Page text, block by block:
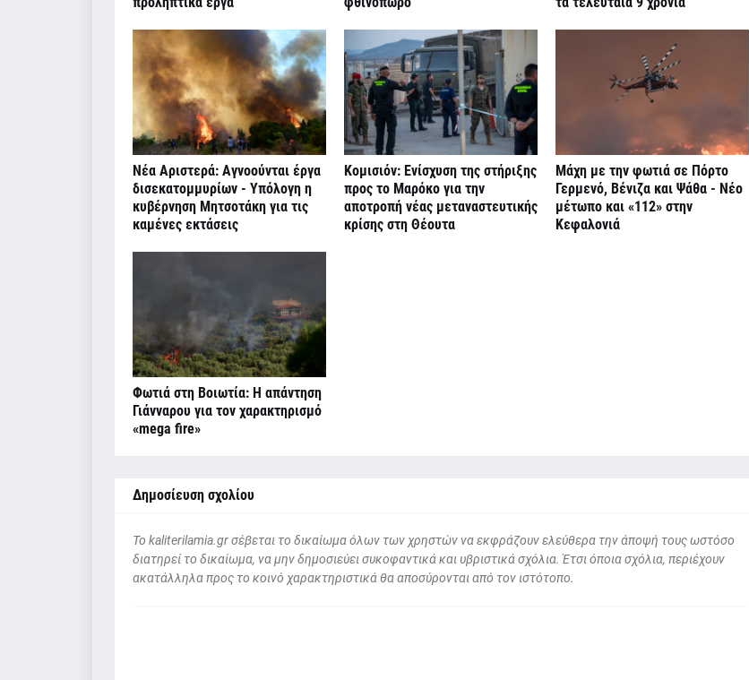
Νέα Αριστερά: Αγνοούνται έργα
δισεκατομμυρίων - Υπόλογη η
κυβέρνηση Μητσοτάκη για τις
καμένες εκτάσεις
Κομισιόν: Ενίσχυση της στήριξης
προς το Μαρόκο για την
αποτροπή νέας μεταναστευτικής
κρίσης στη Θέουτα
Μάχη με την φωτιά σε Πόρτο
Γερμενό, Βένιζα και Ψάθα - Νέο
μέτωπο και «112» στην
Κεφαλονιά
Φωτιά στη Βοιωτία: Η απάντηση
Γιάνναρου για τον χαρακτηρισμό
«mega fire»
Δημοσίευση σχολίου
To kaliterilamia.gr σέβεται το δικαίωμα όλων των χρηστών να εκφράζουν ελεύθερα την άποψή τους ωστόσο
διατηρεί το δικαίωμα, να μην δημοσιεύει συκοφαντικά και υβριστικά σχόλια. Έτσι όποια σχόλια, περιέχουν
ακατάλληλα προς το κοινό χαρακτηριστικά θα αποσύρονται από τον ιστότοπο.